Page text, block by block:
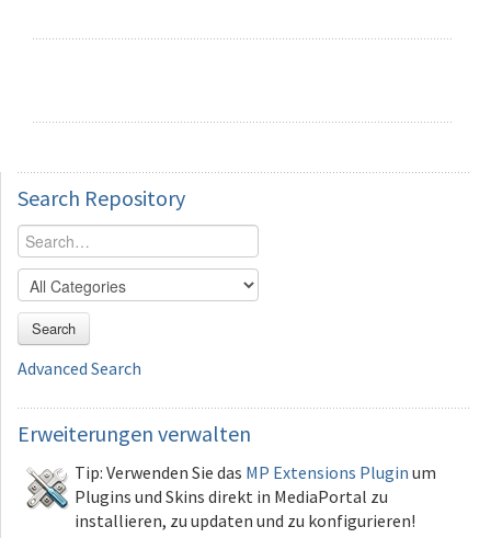
Search Repository
Search
Advanced Search
Erweiterungen verwalten
Tip: Verwenden Sie das MP Extensions Plugin um
Plugins und Skins direkt in MediaPortal zu
installieren, zu updaten und zu konfigurieren!